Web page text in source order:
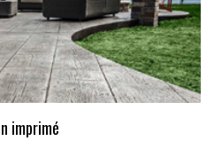
imprimé